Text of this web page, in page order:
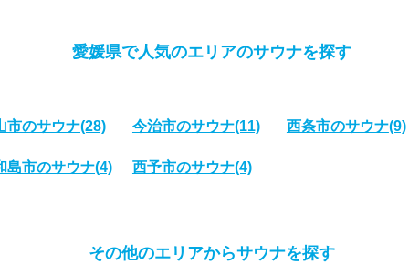
愛媛県で人気のエリアのサウナを探す
市のサウナ(28) 今治市のサウナ(11) 西条市のサウナ(9)
島市のサウナ(4) 西予市のサウナ(4)
その他のエリアからサウナを探す